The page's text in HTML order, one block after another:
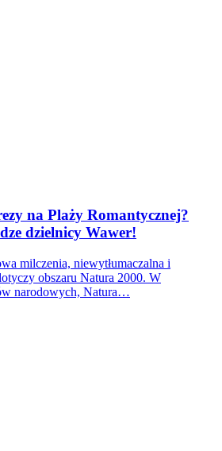
na Plaży Romantycznej?
dzielnicy Wawer!
milczenia, niewytłumaczalna i
obszaru Natura 2000. W
narodowych, Natura…